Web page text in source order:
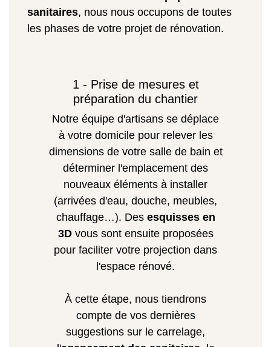
sanitaires, nous nous occupons de toutes
les phases de votre projet de rénovation.
1 - Prise de mesures et
préparation du chantier
Notre équipe d'artisans se déplace
à votre domicile pour relever les
dimensions de votre salle de bain et
déterminer l'emplacement des
nouveaux éléments à installer
(arrivées d'eau, douche, meubles,
chauffage…). Des esquisses en
3Dvous sont ensuite proposées
pour faciliter votre projection dans
l'espace rénové.
À cette étape, nous tiendrons
compte de vos dernières
suggestions sur le carrelage,